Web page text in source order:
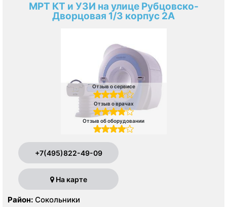
МРТ КТ и УЗИ на улице Рубцовско-
Дворцовая 1/3 корпус 2А
Отзыв о сервисе
Отзыв о врачах
Отзыв об оборудовании
+7(495)822-49-09
На карте
Район: Сокольники